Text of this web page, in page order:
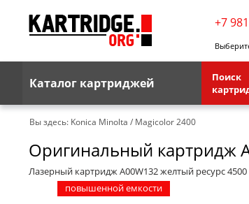
+7
Каталог картриджей
Brother
G&G
Kodak
Lexmark
Поиск
Вы здесь: Konica Minolta / Magicolor 2400
Оригинальный картридж
Лазерный картридж A00W132 желтый ресурс 4500
повышенной емкости